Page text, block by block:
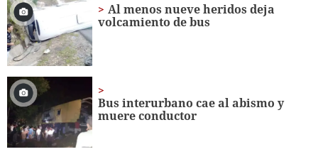
Al menos nueve heridos deja
volcamiento de bus
Bus interurbano cae al abismo y
muere conductor